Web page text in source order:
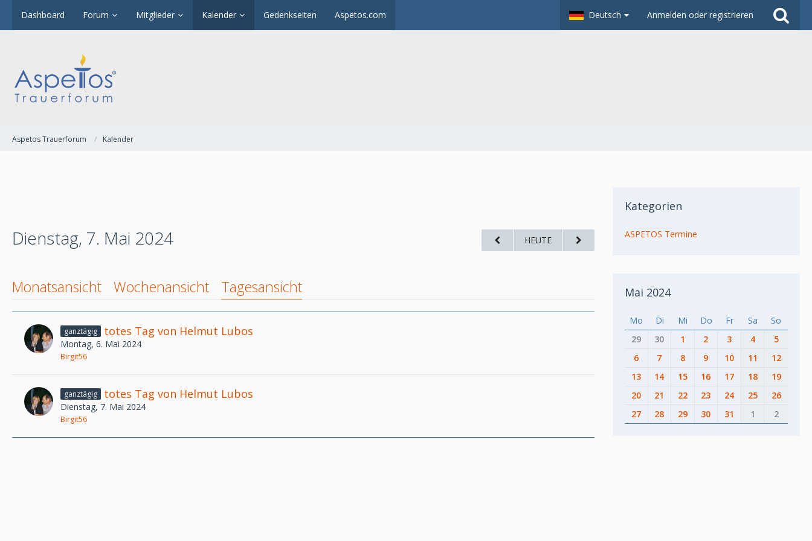
Dashboard Forum Mitglieder Kalender Gedenkseiten Aspetos.com Deutsch Anmelden oder registrieren
Aspetos Trauerforum Kalender
Dienstag, 7. Mai 2024 HEUTE
Monatsansicht Wochenansicht Tagesansicht
ganztägig totes Tag von Helmut Lubos
Montag, 6. Mai 2024
Birgit56
ganztägig totes Tag von Helmut Lubos
Dienstag, 7. Mai 2024
Birgit56
Kategorien
ASPETOS Termine
Mai 2024
Mo Di Mi Do Fr Sa
So
29
30 1 2 3 4
5
6
7 8 9 10 11
12
13
14 15 16 17 18
19
20
21 22 23 24 25
26
27
28 29 30 31 1 2